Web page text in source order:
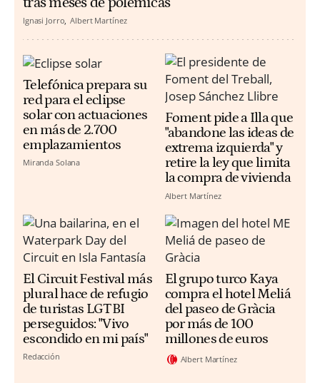
Ignasi Jorro Albert Martínez
Telefónica prepara su
red para el eclipse
solar con actuaciones
en más de 2.700
emplazamientos
Miranda Solana
Foment pide a Illa que
"abandone las ideas de
extrema izquierda" y
retire la ley que limita
la compra de vivienda
Albert Martínez
El Circuit Festival más
plural hace de refugio
de turistas LGTBI
perseguidos: "Vivo
escondido en mi país"
Redacción
El grupo turco Kaya
compra el hotel Meliá
del paseo de Gràcia
por más de 100
millones de euros
Albert Martínez